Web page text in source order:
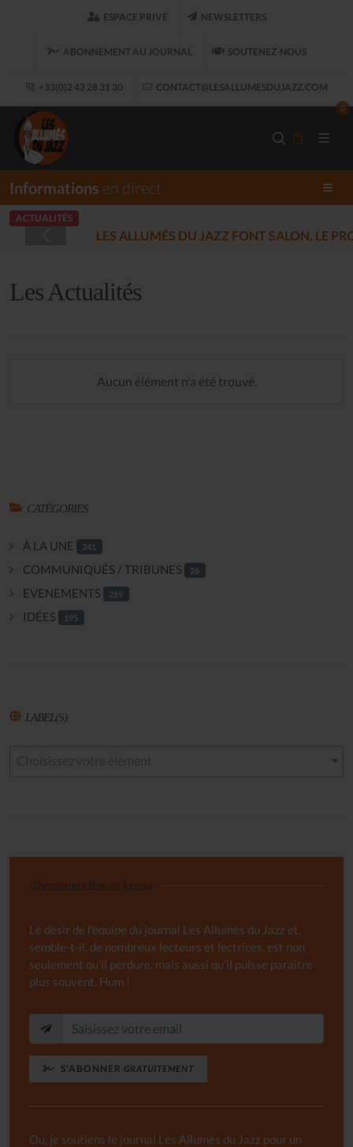
ESPACE PRIVÉ NEWSLETTERS
ABONNEMENT AU JOURNAL SOUTENEZ-NOUS
+33(0)2 43 28 31 30 CONTACT@LESALLUMESDUJAZZ.COM
0
Informations en direct
ACTUALITÉS
LES ALLUMÉS DU JAZZ FONT SALON, LE
Les Actualités
Aucun élément n'a été trouvé.
CATÉGORIES
À LA UNE 241
COMMUNIQUÉS / TRIBUNES 26
EVENEMENTS 269
IDÉES 195
LABEL(S)
Abonnement libre au Journal
Le désir de l'équipe du journal Les Allumés du Jazz et,
semble-t-il, de nombreux lecteurs et lectrices, est non
seulement qu'il perdure, mais aussi qu'il puisse paraître
plus souvent. Hum !
S'ABONNER GRATUITEMENT
Ou, je soutiens le journal Les Allumés du Jazz pour un